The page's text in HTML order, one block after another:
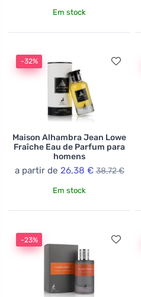
Em stock
-32%
Maison Alhambra Jean Lowe
Fraîche Eau de Parfum para
homens
a partir de 26,38 € 38,72 €
Em stock
-23%